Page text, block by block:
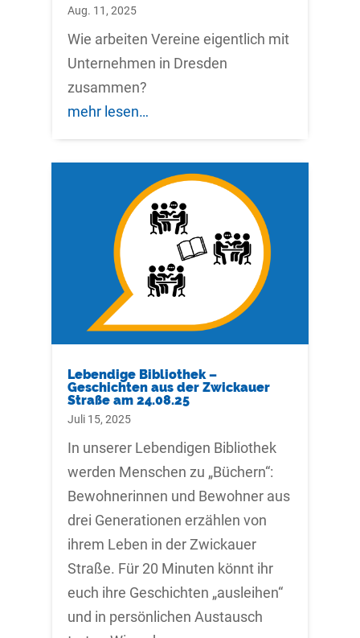
Aug. 11, 2025
Wie arbeiten Vereine eigentlich mit
Unternehmen in Dresden
zusammen?
mehr lesen…
Lebendige Bibliothek –
Geschichten aus der Zwickauer
Straße am 24.08.25
Juli 15, 2025
In unserer Lebendigen Bibliothek
werden Menschen zu „Büchern“:
Bewohnerinnen und Bewohner aus
drei Generationen erzählen von
ihrem Leben in der Zwickauer
Straße. Für 20 Minuten könnt ihr
euch ihre Geschichten „ausleihen“
und in persönlichen Austausch